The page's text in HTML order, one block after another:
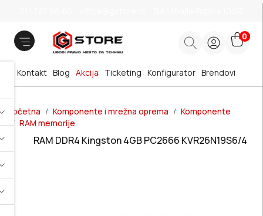
0
Brendovi
Blog Akcija
Kontakt Ticketing Konfigurator
Početna Komponente i mrežna oprema
Komponente
RAM memorije
RAM DDR4 Kingston 4GB PC2666 KVR26N19S6/4